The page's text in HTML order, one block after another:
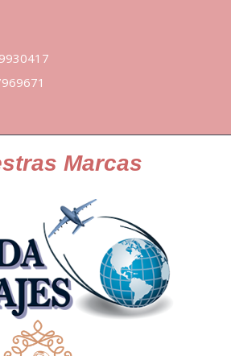
Marcas